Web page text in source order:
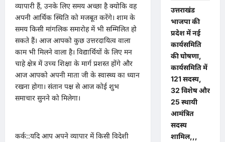
व्यापारी हैं, उनके लिए समय अच्छा है क्योकि वह
अपनी आर्थिक स्थिति को मजबूत करेंगे। शाम के
समय किसी मांगलिक समारोह में भी सम्मिलित हो
सकते हैं। आज आपको कुछ उत्तरदायित्व वाला
काम भी मिलने वाला है। विद्यार्थियों के लिए मन
चाहे क्षेत्र में उच्च शिक्षा के मार्ग प्रशस्त होंगे और
आज आपको अपनी माता जी के स्वास्थ्य का ध्यान
रखना होगा। संतान पक्ष से आज कोई शुभ
समाचार सुनने को मिलेगा।
कर्क::यदि आप अपने व्यापार में किसी विदेशी
उत्तराखंड
भाजपा की
प्रदेश में नई
कार्यसमिति
की घोषणा,
कार्यसमिति में
121 सदस्य,
32 विशेष और
25 स्थायी
आमंत्रित
सदस्य
शामिल,,,